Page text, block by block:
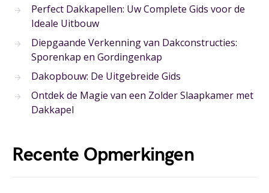
Perfect Dakkapellen: Uw Complete Gids voor de
Ideale Uitbouw
Diepgaande Verkenning van Dakconstructies:
Sporenkap en Gordingenkap
Dakopbouw: De Uitgebreide Gids
Ontdek de Magie van een Zolder Slaapkamer met
Dakkapel
Recente Opmerkingen